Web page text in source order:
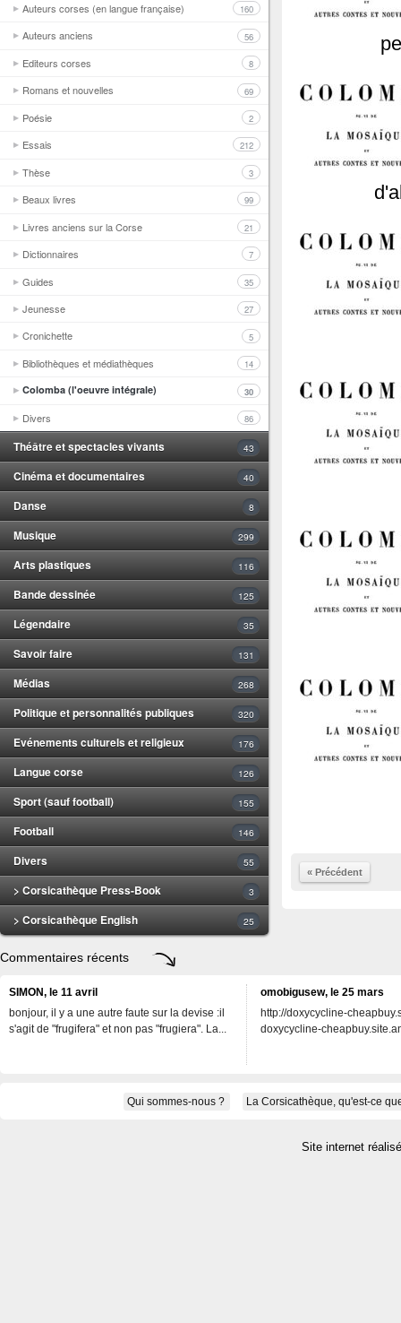
Auteurs corses (en langue française) 160
Auteurs anciens 56
Editeurs corses 8
Romans et nouvelles 69
Poésie 2
Essais 212
Thèse 3
Beaux livres 99
Livres anciens sur la Corse 21
Dictionnaires 7
Guides 35
Jeunesse 27
Cronichette 5
Bibliothèques et médiathèques 14
Colomba (l'oeuvre intégrale) 30
Divers 86
Théâtre et spectacles vivants 43
Cinéma et documentaires 40
Danse 8
Musique 299
Arts plastiques 116
Bande dessinée 125
Légendaire 35
Savoir faire 131
Médias 268
Politique et personnalités publiques 320
Evénements culturels et religieux 176
Langue corse 126
Sport (sauf football) 155
Football 146
Divers 55
> Corsicathèque Press-Book 3
> Corsicathèque English 25
« Précédent
Commentaires récents
SIMON, le 11 avril
bonjour, il y a une autre faute sur la devise :il
s'agit de "frugifera" et non pas "frugiera". La...
omobigusew, le 25 mars
http://doxycycline-
doxycycline-
Qui sommes-nous ? La Corsicathèque, qu'est-ce
Site internet